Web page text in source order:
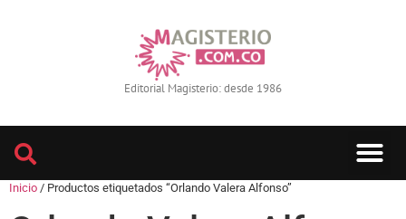
Editorial Magisterio: desde 1986
Inicio / Productos etiquetados “Orlando Valera Alfonso”